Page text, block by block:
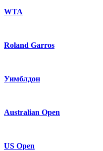
WTA
Roland Garros
Уимблдон
Australian Open
US Open